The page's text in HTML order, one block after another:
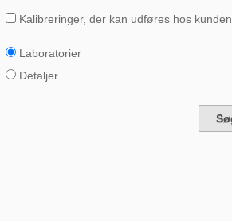
Kalibreringer, der kan udføres hos kunden
Laboratorier
Detaljer